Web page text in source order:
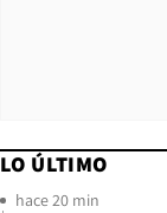
LO ÚLTIMO
hace 20 min